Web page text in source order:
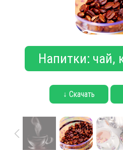
Напитки: чай,
↓ Скачать